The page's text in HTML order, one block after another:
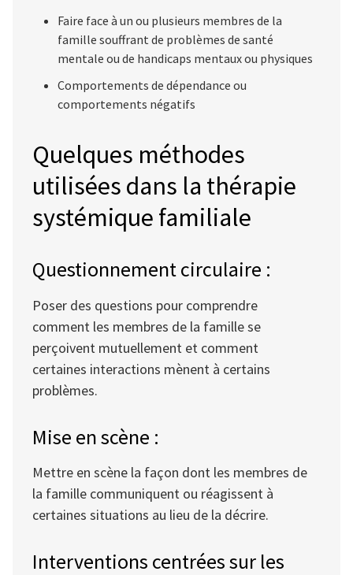
Faire face à un ou plusieurs membres de la
famille souffrant de problèmes de santé
mentale ou de handicaps mentaux ou physiques
Comportements de dépendance ou
comportements négatifs
Quelques méthodes
utilisées dans la thérapie
systémique familiale
Questionnement circulaire :
Poser des questions pour comprendre
comment les membres de la famille se
perçoivent mutuellement et comment
certaines interactions mènent à certains
problèmes.
Mise en scène :
Mettre en scène la façon dont les membres de
la famille communiquent ou réagissent à
certaines situations au lieu de la décrire.
Interventions centrées sur les